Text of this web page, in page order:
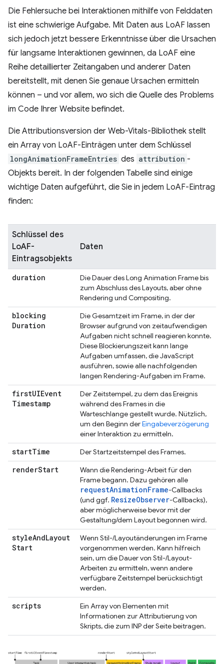
Die Fehlersuche bei Interaktionen mithilfe von Felddaten
ist eine schwierige Aufgabe. Mit Daten aus LoAF lassen
sich jedoch jetzt bessere Erkenntnisse über die Ursachen
für langsame Interaktionen gewinnen, da LoAF eine
Reihe detaillierter Zeitangaben und anderer Daten
bereitstellt, mit denen Sie genaue Ursachen ermitteln
können – und vor allem, wo sich die Quelle des Problems
im Code Ihrer Website befindet.
Die Attributionsversion der Web-Vitals-Bibliothek stellt
ein Array von LoAF-Einträgen unter dem Schlüssel
longAnimationFrameEntries des attribution -
Objekts bereit. In der folgenden Tabelle sind einige
wichtige Daten aufgeführt, die Sie in jedem LoAF-Eintrag
finden:
Schlüssel des
LoAF-
Eintragsobjekts
Daten
duration
Die Dauer des Long Animation Frame bis
zum Abschluss des Layouts, aber ohne
Rendering und Compositing.
blocking
Duration
Die Gesamtzeit im Frame, in der der
Browser aufgrund von zeitaufwendigen
Aufgaben nicht schnell reagieren konnte.
Diese Blockierungszeit kann lange
Aufgaben umfassen, die JavaScript
ausführen, sowie alle nachfolgenden
langen Rendering-Aufgaben im Frame.
firstUIEvent
Timestamp
Der Zeitstempel, zu dem das Ereignis
während des Frames in die
Warteschlange gestellt wurde. Nützlich,
um den Beginn derEingabeverzögerung
einer Interaktion zu ermitteln.
startTime Der Startzeitstempel des Frames.
renderStart
Wann die Rendering-Arbeit für den
Frame begann. Dazu gehören alle
requestAnimationFrame-Callbacks
(und ggf. ResizeObserver-Callbacks),
aber möglicherweise bevor mit der
Gestaltung/dem Layout begonnen wird.
styleAndLayout
Start
Wenn Stil-/Layoutänderungen im Frame
vorgenommen werden. Kann hilfreich
sein, um die Dauer von Stil-/Layout-
Arbeiten zu ermitteln, wenn andere
verfügbare Zeitstempel berücksichtigt
werden.
scripts
Ein Array von Elementen mit
Informationen zur Attributierung von
Skripts, die zum INP der Seite beitragen.